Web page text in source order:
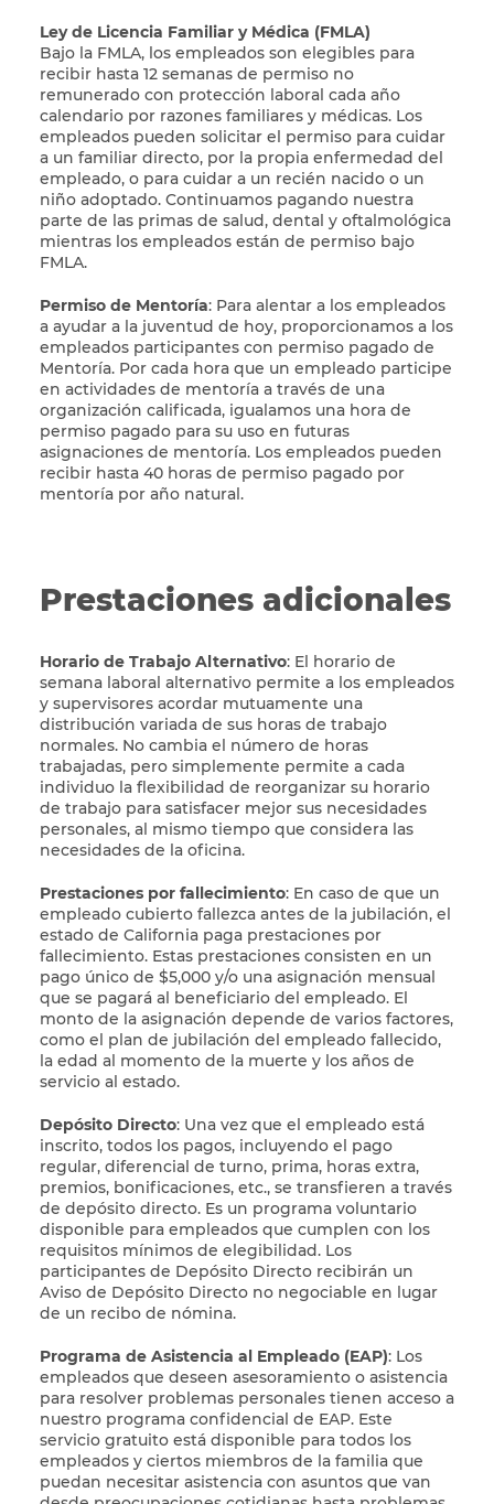
Ley de Licencia Familiar y Médica (FMLA)
Bajo la FMLA, los empleados son elegibles para
recibir hasta 12 semanas de permiso no
remunerado con protección laboral cada año
calendario por razones familiares y médicas. Los
empleados pueden solicitar el permiso para cuidar
a un familiar directo, por la propia enfermedad del
empleado, o para cuidar a un recién nacido o un
niño adoptado. Continuamos pagando nuestra
parte de las primas de salud, dental y oftalmológica
mientras los empleados están de permiso bajo
FMLA.
Permiso de Mentoría: Para alentar a los empleados
a ayudar a la juventud de hoy, proporcionamos a los
empleados participantes con permiso pagado de
Mentoría. Por cada hora que un empleado participe
en actividades de mentoría a través de una
organización calificada, igualamos una hora de
permiso pagado para su uso en futuras
asignaciones de mentoría. Los empleados pueden
recibir hasta 40 horas de permiso pagado por
mentoría por año natural.
Prestaciones adicionales
Horario de Trabajo Alternativo: El horario de
semana laboral alternativo permite a los empleados
y supervisores acordar mutuamente una
distribución variada de sus horas de trabajo
normales. No cambia el número de horas
trabajadas, pero simplemente permite a cada
individuo la flexibilidad de reorganizar su horario
de trabajo para satisfacer mejor sus necesidades
personales, al mismo tiempo que considera las
necesidades de la oficina.
Prestaciones por fallecimiento: En caso de que un
empleado cubierto fallezca antes de la jubilación, el
estado de California paga prestaciones por
fallecimiento. Estas prestaciones consisten en un
pago único de $5,000 y/o una asignación mensual
que se pagará al beneficiario del empleado. El
monto de la asignación depende de varios factores,
como el plan de jubilación del empleado fallecido,
la edad al momento de la muerte y los años de
servicio al estado.
Depósito Directo: Una vez que el empleado está
inscrito, todos los pagos, incluyendo el pago
regular, diferencial de turno, prima, horas extra,
premios, bonificaciones, etc., se transfieren a través
de depósito directo. Es un programa voluntario
disponible para empleados que cumplen con los
requisitos mínimos de elegibilidad. Los
participantes de Depósito Directo recibirán un
Aviso de Depósito Directo no negociable en lugar
de un recibo de nómina.
Programa de Asistencia al Empleado (EAP): Los
empleados que deseen asesoramiento o asistencia
para resolver problemas personales tienen acceso a
nuestro programa confidencial de EAP. Este
servicio gratuito está disponible para todos los
empleados y ciertos miembros de la familia que
puedan necesitar asistencia con asuntos que van